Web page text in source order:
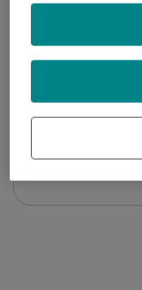
Datos del